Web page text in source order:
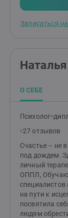
максимально
подходящий
Записаться
Наталья
О СЕБЕ
Психолог
27 отзывов
Счастье – не
под дождем.
личный
ОППЛ,
на пути к
посвятила
людям